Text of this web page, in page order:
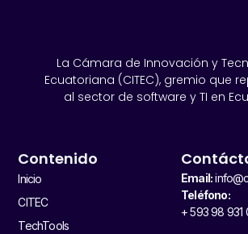
La Cámara de Innovación y
Ecuatoriana (CITEC), gremio que
al sector de software y TI en
Contenido
Inicio
CITEC
TechTools
Email:
Teléfono:
+ 593 98 931